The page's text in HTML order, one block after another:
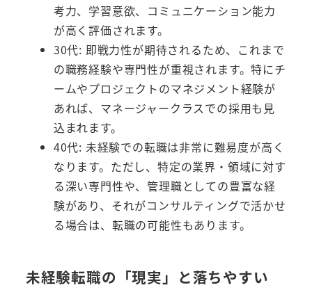
考力、学習意欲、コミュニケーション能力
が高く評価されます。
30代: 即戦力性が期待されるため、これまで
の職務経験や専門性が重視されます。特にチ
ームやプロジェクトのマネジメント経験が
あれば、マネージャークラスでの採用も見
込まれます。
40代: 未経験での転職は非常に難易度が高く
なります。ただし、特定の業界・領域に対す
る深い専門性や、管理職としての豊富な経
験があり、それがコンサルティングで活かせ
る場合は、転職の可能性もあります。
未経験転職の「現実」と落ちやすい